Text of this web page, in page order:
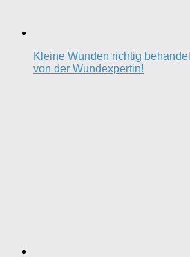
Kleine Wunden richtig
von der Wundexpertin!